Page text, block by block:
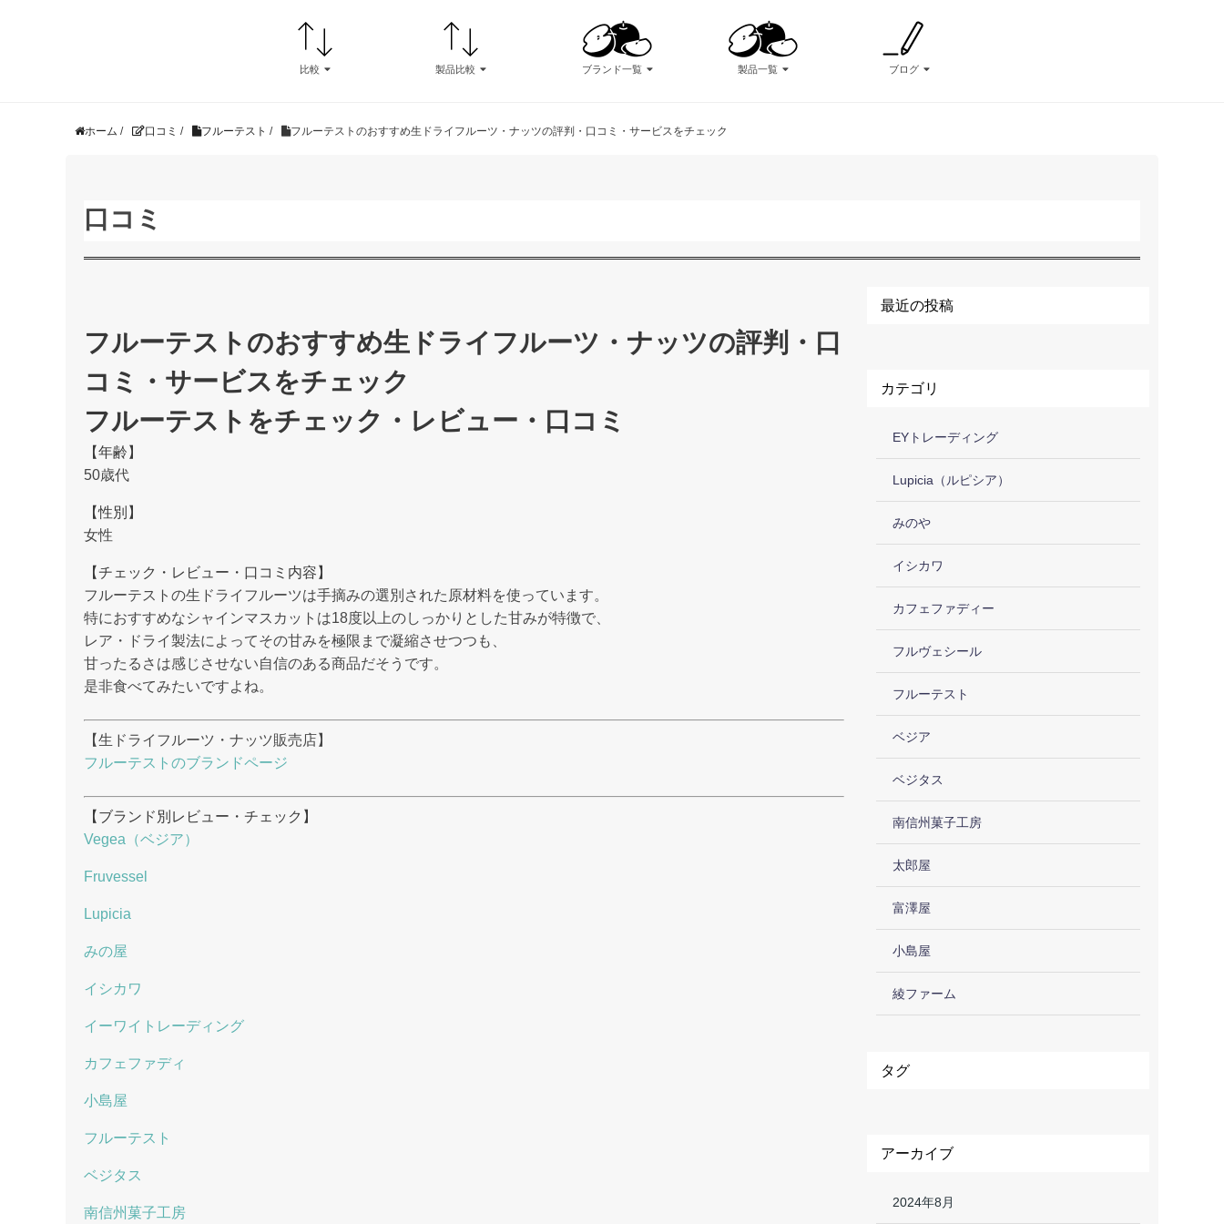
比較 製品比較 ブランド一覧 製品一覧 ブログ
ホーム / 口コミ / フルーテスト / フルーテストのおすすめ生ドライフルーツ・ナッツの評判・口コミ・サービスをチェック
口コミ
フルーテストのおすすめ生ドライフルーツ・ナッツの評判・口
コミ・サービスをチェック
フルーテストをチェック・レビュー・口コミ
【年齢】
50歳代
【性別】
女性
【チェック・レビュー・口コミ内容】
フルーテストの生ドライフルーツは手摘みの選別された原材料を使っています。
特におすすめなシャインマスカットは18度以上のしっかりとした甘みが特徴で、
レア・ドライ製法によってその甘みを極限まで凝縮させつつも、
甘ったるさは感じさせない自信のある商品だそうです。
是非食べてみたいですよね。
【生ドライフルーツ・ナッツ販売店】
フルーテストのブランドページ
【ブランド別レビュー・チェック】
Vegea（ベジア）
Fruvessel
Lupicia
みの屋
イシカワ
イーワイトレーディング
カフェファディ
小島屋
フルーテスト
ベジタス
南信州菓子工房
最近の投稿
カテゴリ
EYトレーディング
Lupicia（ルピシア）
みのや
イシカワ
カフェファディー
フルヴェシール
フルーテスト
ベジア
ベジタス
南信州菓子工房
太郎屋
富澤屋
小島屋
綾ファーム
タグ
アーカイブ
2024年8月